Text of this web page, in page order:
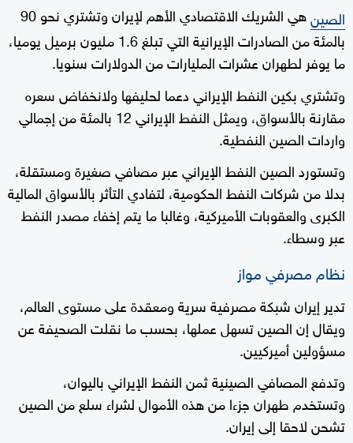
الصين
هي الشريك الاقتصادي الأهم لإيران وتشتري نحو 90
بالمئة من الصادرات الإيرانية التي تبلغ 1.6 مليون برميل يوميا،
ما يوفر لطهران عشرات المليارات من الدولارات سنويا.
وتشتري بكين النفط الإيراني دعما لحليفها ولانخفاض سعره
مقارنة بالأسواق، ويمثل النفط الإيراني 12 بالمئة من إجمالي
واردات الصين النفطية.
وتستورد الصين النفط الإيراني عبر مصافي صغيرة ومستقلة،
بدلا من شركات النفط الحكومية، لتفادي التأثر بالأسواق المالية
الكبرى والعقوبات الأميركية، وغالبا ما يتم إخفاء مصدر النفط
عبر وسطاء.
نظام مصرفي مواز
تدير إيران شبكة مصرفية سرية ومعقدة على مستوى العالم،
ويقال إن الصين تسهل عملها، بحسب ما نقلت الصحيفة عن
مسؤولين أميركيين.
وتدفع المصافي الصينية ثمن النفط الإيراني باليوان،
وتستخدم طهران جزءا من هذه الأموال لشراء سلع من الصين
تشحن لاحقا إلى إيران.